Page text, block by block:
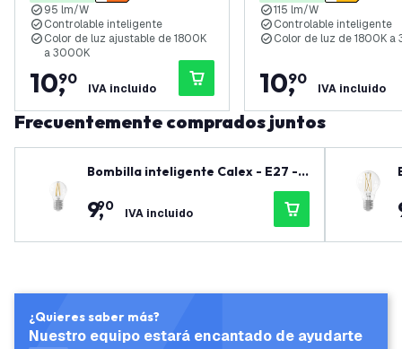
95 lm/W
Controlable inteligente
Color de luz ajustable de 1800K
a 3000K
10,
90
IVA incluido
115 lm/W
Controlable inteligente
Color de luz de 1800K a
10,
90
IVA incluido
Frecuentemente comprados juntos
Bombilla inteligente Calex - E27 -
4.9W - 470 lúmenes - 1800K - 3000
K
9,
90 IVA incluido
¿Quieres saber más?
Nuestro equipo estará encantado de ayudarte